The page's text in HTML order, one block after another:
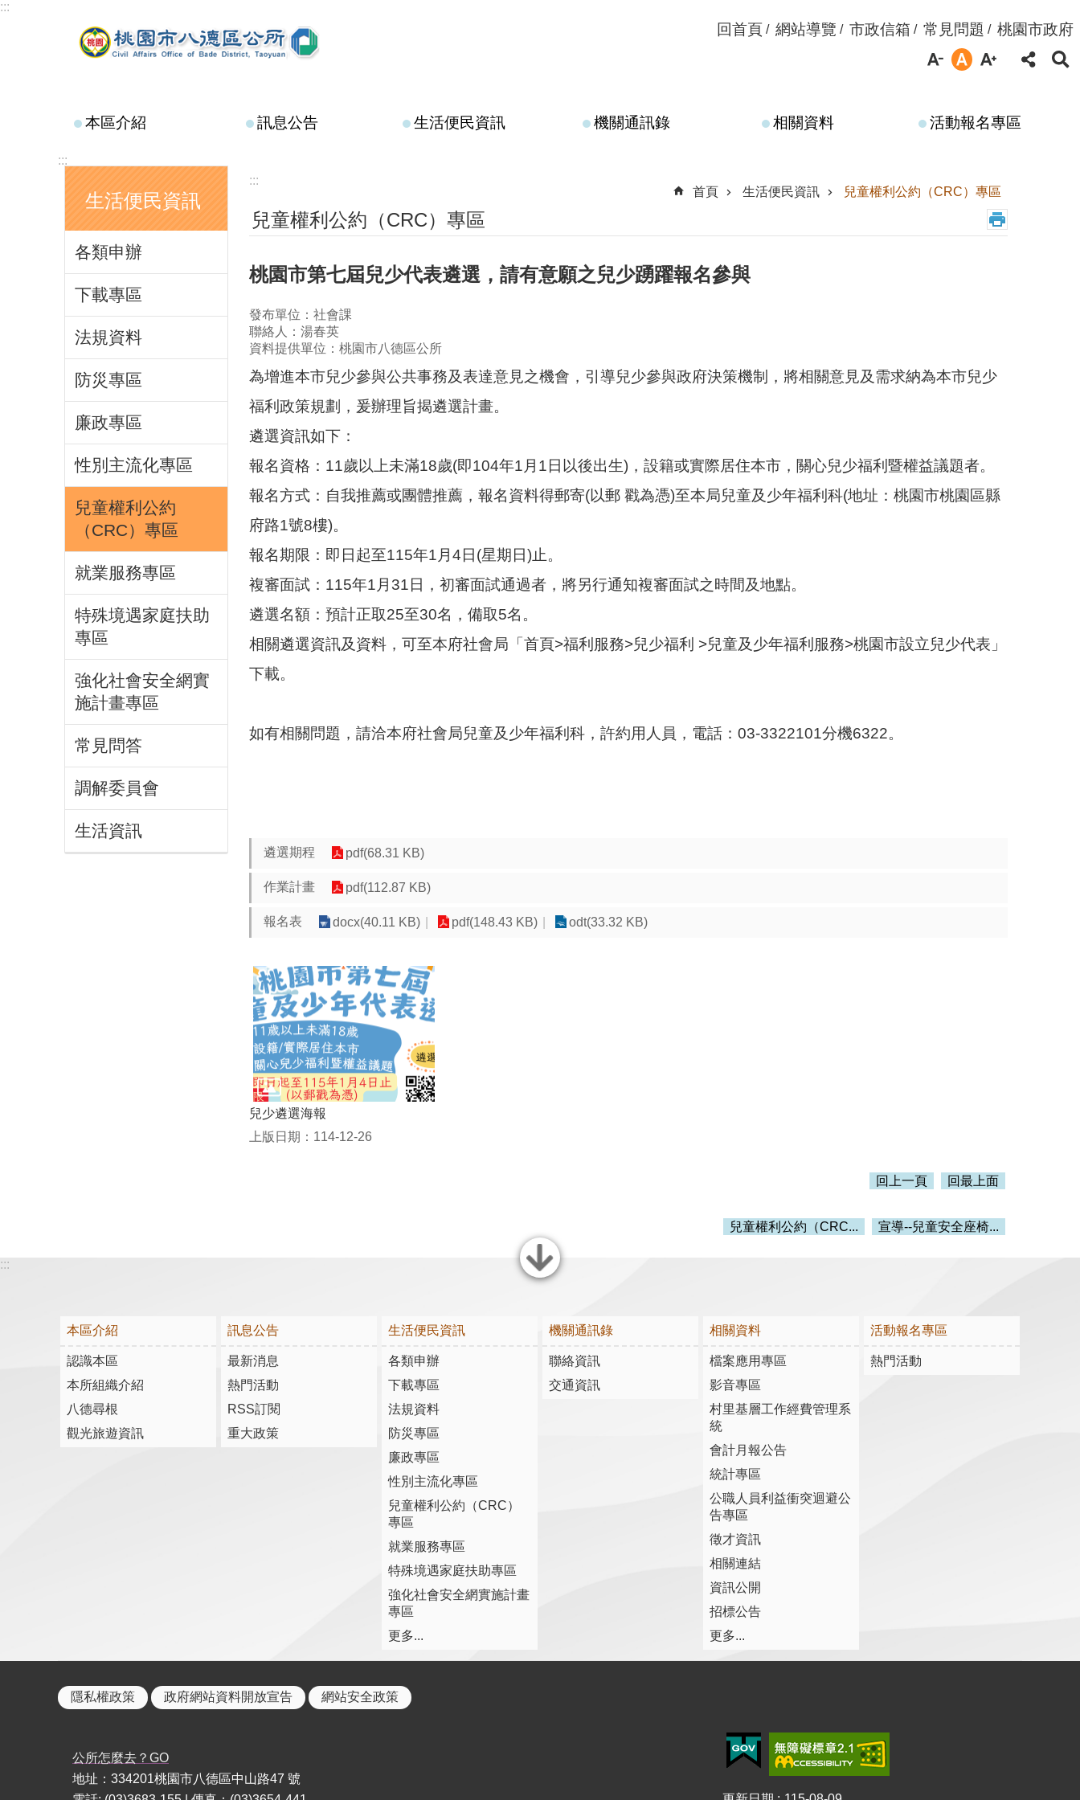
跳到主要內容區塊
:::
回首頁 網站導覽 市政信箱 常見問題 桃園市政府
本區介紹 訊息公告 生活便民資訊 機關通訊錄 相關資料 活動報名專區
:::
生活便民資訊
各類申辦
下載專區
法規資料
防災專區
廉政專區
性別主流化專區
兒童權利公約
（CRC）專區
就業服務專區
特殊境遇家庭扶助
專區
強化社會安全網實
施計畫專區
常見問答
調解委員會
生活資訊
:::
首頁
生活便民資訊 兒童權利公約（CRC）專區
兒童權利公約（CRC）專區
桃園市第七屆兒少代表遴選，請有意願之兒少踴躍報名參與
發布單位：社會課
聯絡人：湯春英
資料提供單位：桃園市八德區公所
為增進本市兒少參與公共事務及表達意見之機會，引導兒少參與政府決策機制，將相關意見及需求納為本市兒少
福利政策規劃，爰辦理旨揭遴選計畫。
遴選資訊如下：
報名資格：11歲以上未滿18歲(即104年1月1日以後出生)，設籍或實際居住本市，關心兒少福利暨權益議題者。
報名方式：自我推薦或團體推薦，報名資料得郵寄(以郵 戳為憑)至本局兒童及少年福利科(地址：桃園市桃園區縣
府路1號8樓)。
報名期限：即日起至115年1月4日(星期日)止。
複審面試：115年1月31日，初審面試通過者，將另行通知複審面試之時間及地點。
遴選名額：預計正取25至30名，備取5名。
相關遴選資訊及資料，可至本府社會局「首頁>福利服務>兒少福利 >兒童及少年福利服務>桃園市設立兒少代表」
下載。
如有相關問題，請洽本府社會局兒童及少年福利科，許約用人員，電話：03-3322101分機6322。
遴選期程 pdf(68.31 KB)
作業計畫 pdf(112.87 KB)
報名表 docx(40.11 KB) pdf(148.43 KB) odt(33.32 KB)
兒少遴選海報
上版日期：114-12-26
回上一頁 回最上面
兒童權利公約（CRC... 宣導--兒童安全座椅...
關閉
:::
本區介紹
認識本區
本所組織介紹
八德尋根
觀光旅遊資訊
訊息公告
最新消息
熱門活動
RSS訂閱
重大政策
生活便民資訊
各類申辦
下載專區
法規資料
防災專區
廉政專區
性別主流化專區
兒童權利公約（CRC）
專區
就業服務專區
特殊境遇家庭扶助專區
強化社會安全網實施計畫
專區
更多...
機關通訊錄
聯絡資訊
交通資訊
相關資料
檔案應用專區
影音專區
村里基層工作經費管理系
統
會計月報公告
統計專區
公職人員利益衝突迴避公
告專區
徵才資訊
相關連結
資訊公開
招標公告
更多...
活動報名專區
熱門活動
隱私權政策 政府網站資料開放宣告 網站安全政策
公所怎麼去？GO
地址：334201桃園市八德區中山路47 號